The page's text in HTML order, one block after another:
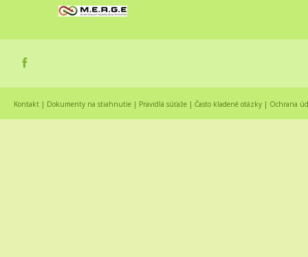
Kontakt | Dokumenty na stiahnutie | Pravidlá súťaže | Často kladené otázky | Ochrana